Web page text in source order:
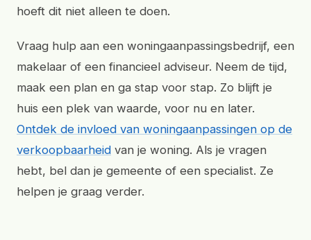
hoeft dit niet alleen te doen.
Vraag hulp aan een woningaanpassingsbedrijf, een
makelaar of een financieel adviseur. Neem de tijd,
maak een plan en ga stap voor stap. Zo blijft je
huis een plek van waarde, voor nu en later.
Ontdek de invloed van woningaanpassingen op de
verkoopbaarheid van je woning. Als je vragen
hebt, bel dan je gemeente of een specialist. Ze
helpen je graag verder.